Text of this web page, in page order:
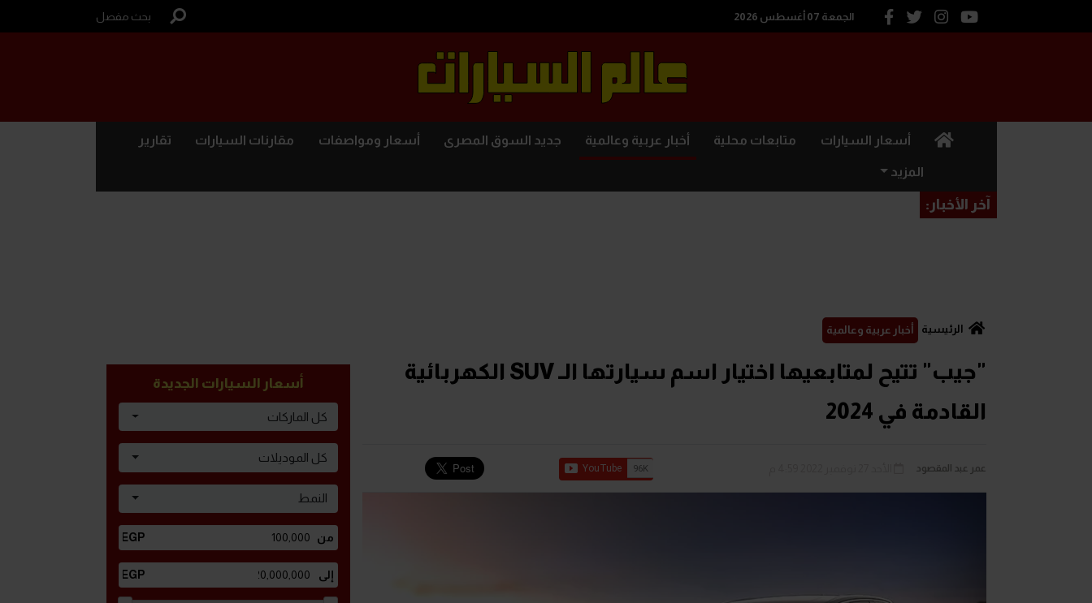
الجمعة 07 أغسطس 2026 بحث مفصل
(current) أسعار السيارات متابعات محلية أخبار عربية وعالمية جديد السوق المصرى أسعار ومواصفات مقارنات السيارات تقارير
المزيد
آخر الأخبار:
الرئيسية أخبار عربية وعالمية
"جيب" تتيح لمتابعيها اختيار اسم سيارتها الـ SUV الكهربائية
القادمة في 2024
عمر عبد المقصود
أسعار السيارات الجديدة
كل الماركات
كل الموديلات
النمط